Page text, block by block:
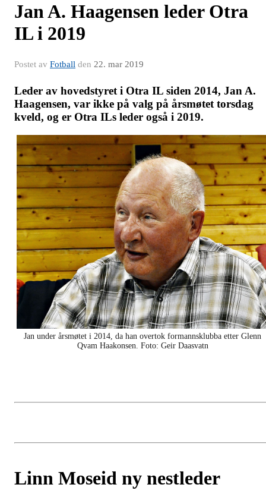
Jan A. Haagensen leder Otra
IL i 2019
Postet av Fotball den 22. mar 2019
Leder av hovedstyret i Otra IL siden 2014, Jan A.
Haagensen, var ikke på valg på årsmøtet torsdag
kveld, og er Otra ILs leder også i 2019.
Jan under årsmøtet i 2014, da han overtok formannsklubba etter Glenn
Qvam Haakonsen. Foto: Geir Daasvatn
Linn Moseid ny nestleder